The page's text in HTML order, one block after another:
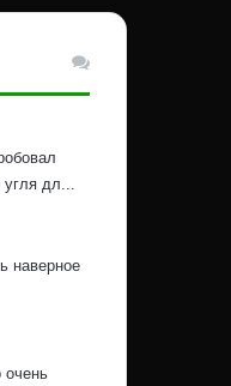
дл...
наверное